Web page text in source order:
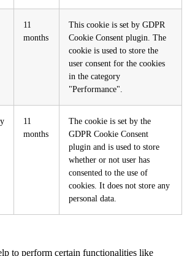
11
months
This cookie is set by GDPR
Cookie Consent plugin. The
cookie is used to store the
user consent for the cookies
in the category
"Performance".
11
months
The cookie is set by the
GDPR Cookie Consent
plugin and is used to store
whether or not user has
consented to the use of
cookies. It does not store any
personal data.
to perform certain functionalities like